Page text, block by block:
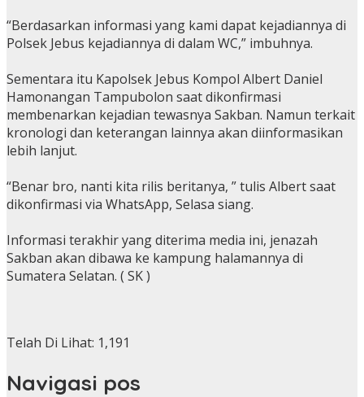
“Berdasarkan informasi yang kami dapat kejadiannya di
Polsek Jebus kejadiannya di dalam WC,” imbuhnya.
Sementara itu Kapolsek Jebus Kompol Albert Daniel
Hamonangan Tampubolon saat dikonfirmasi
membenarkan kejadian tewasnya Sakban. Namun terkait
kronologi dan keterangan lainnya akan diinformasikan
lebih lanjut.
“Benar bro, nanti kita rilis beritanya, ” tulis Albert saat
dikonfirmasi via WhatsApp, Selasa siang.
Informasi terakhir yang diterima media ini, jenazah
Sakban akan dibawa ke kampung halamannya di
Sumatera Selatan. ( SK )
Telah Di Lihat: 1,191
Navigasi pos